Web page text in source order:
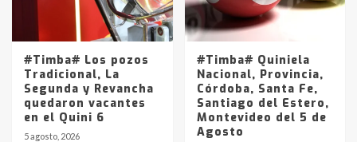
#Timba# Los pozos
Tradicional, La
Segunda y Revancha
quedaron vacantes
en el Quini 6
5 agosto, 2026
#Timba# Quiniela
Nacional, Provincia,
Córdoba, Santa Fe,
Santiago del Estero,
Montevideo del 5 de
Agosto